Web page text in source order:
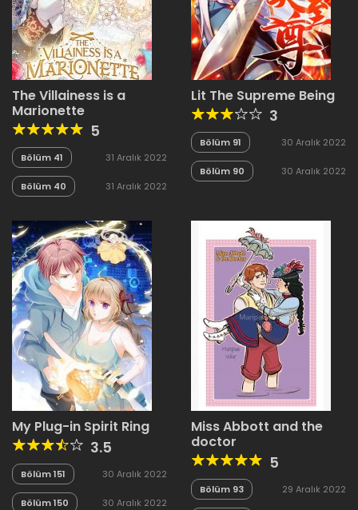
The Villainess is a
Marionette
5
Bölüm 41 31 Aralık 2022
Bölüm 40 31 Aralık 2022
Lit The Supreme Being
3
Bölüm 91 30 Aralık 2022
Bölüm 90 30 Aralık 2022
My Plug-in Spirit Ring
3.5
Bölüm 151 30 Aralık 2022
Bölüm 150 30 Aralık 2022
Miss Abbott and the
doctor
5
Bölüm 93 29 Aralık 2022